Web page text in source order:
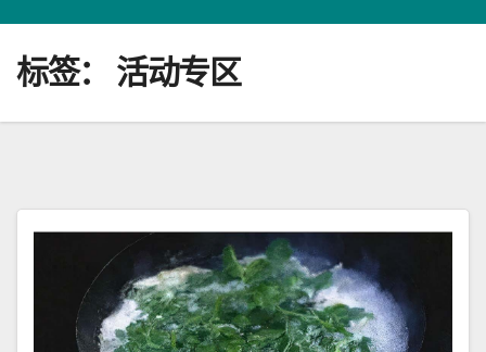
标签： 活动专区